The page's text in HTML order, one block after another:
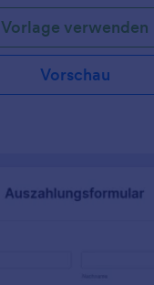
Vorlage verwenden
Vorschau